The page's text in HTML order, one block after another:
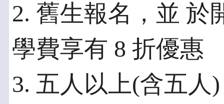
2. 舊生報名，並 於
學費享有 8 折優惠
3. 五人以上(含五人